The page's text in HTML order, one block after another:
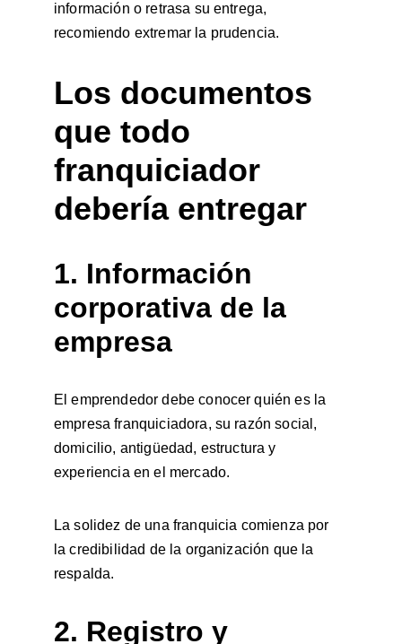
información o retrasa su entrega,
recomiendo extremar la prudencia.
Los documentos
que todo
franquiciador
debería entregar
1. Información
corporativa de la
empresa
El emprendedor debe conocer quién es la
empresa franquiciadora, su razón social,
domicilio, antigüedad, estructura y
experiencia en el mercado.
La solidez de una franquicia comienza por
la credibilidad de la organización que la
respalda.
2. Registro y